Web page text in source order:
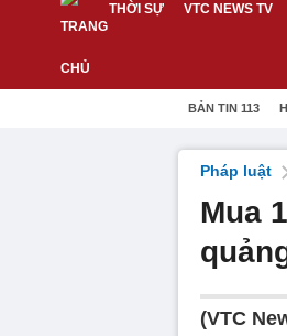
THỜI SỰ VTC NEWS TV
BẢN TIN 113
Pháp luật
Mua
(VTC